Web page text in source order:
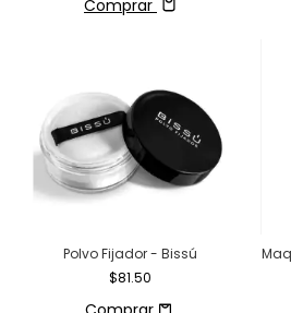
Comprar
Polvo Fijador - Bissú
$81.50